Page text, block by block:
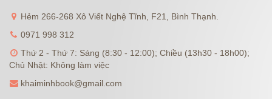
Hẻm 266-268 Xô Viết Nghệ Tĩnh, F21, Bình Thạnh.
0971 998 312
Thứ 2 - Thứ 7: Sáng (8:30 - 12:00); Chiều (13h30 - 18h00);
Chủ Nhật: Không làm việc
khaiminhbook@gmail.com